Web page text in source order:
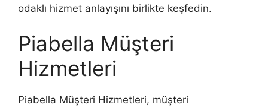
odaklı hizmet anlayışını birlikte keşfedin.
Piabella Müşteri
Hizmetleri
Piabella Müşteri Hizmetleri, müşteri